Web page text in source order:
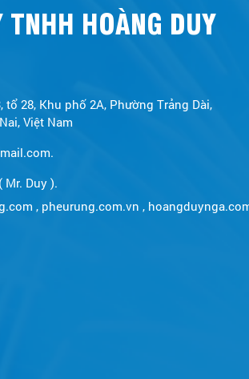
TNHH HOÀNG DUY
tổ 28, Khu phố 2A, Phường Trảng Dài,
Việt Nam
Mr. Duy ).
, pheurung.com.vn ,